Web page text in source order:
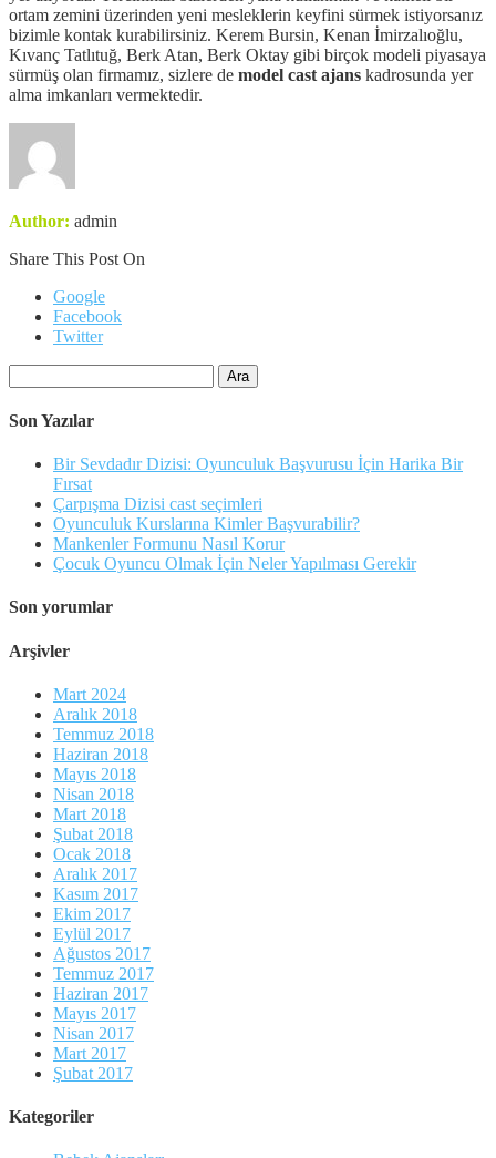
ortam zemini üzerinden yeni mesleklerin keyfini sürmek istiyorsanız
bizimle kontak kurabilirsiniz. Kerem Bursin, Kenan İmirzalıoğlu,
Kıvanç Tatlıtuğ, Berk Atan, Berk Oktay gibi birçok modeli piyasaya
sürmüş olan firmamız, sizlere de model cast ajans kadrosunda yer
alma imkanları vermektedir.
Author: admin
Share This Post On
Google
Facebook
Twitter
Son Yazılar
Bir Sevdadır Dizisi: Oyunculuk Başvurusu İçin Harika Bir
Fırsat
Çarpışma Dizisi cast seçimleri
Oyunculuk Kurslarına Kimler Başvurabilir?
Mankenler Formunu Nasıl Korur
Çocuk Oyuncu Olmak İçin Neler Yapılması Gerekir
Son yorumlar
Arşivler
Mart 2024
Aralık 2018
Temmuz 2018
Haziran 2018
Mayıs 2018
Nisan 2018
Mart 2018
Şubat 2018
Ocak 2018
Aralık 2017
Kasım 2017
Ekim 2017
Eylül 2017
Ağustos 2017
Temmuz 2017
Haziran 2017
Mayıs 2017
Nisan 2017
Mart 2017
Şubat 2017
Kategoriler